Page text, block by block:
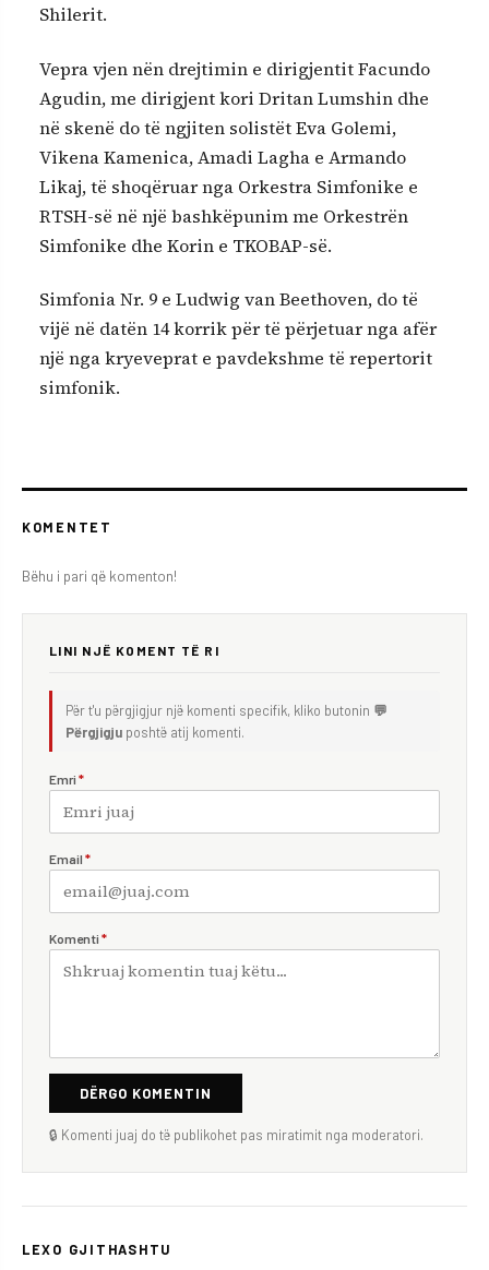
Shilerit.
Vepra vjen nën drejtimin e dirigjentit Facundo
Agudin, me dirigjent kori Dritan Lumshin dhe
në skenë do të ngjiten solistët Eva Golemi,
Vikena Kamenica, Amadi Lagha e Armando
Likaj, të shoqëruar nga Orkestra Simfonike e
RTSH-së në një bashkëpunim me Orkestrën
Simfonike dhe Korin e TKOBAP-së.
Simfonia Nr. 9 e Ludwig van Beethoven, do të
vijë në datën 14 korrik për të përjetuar nga afër
një nga kryeveprat e pavdekshme të repertorit
simfonik.
KOMENTET
Bëhu i pari që komenton!
LINI NJË KOMENT TË RI
Për t'u përgjigjur një komenti specifik, kliko butonin 💬
Përgjigju poshtë atij komenti.
Emri *
Email *
Komenti *
DËRGO KOMENTIN
🔒 Komenti juaj do të publikohet pas miratimit nga moderatori.
LEXO GJITHASHTU